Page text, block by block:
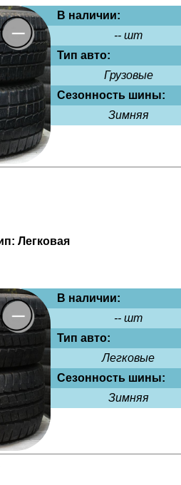
В наличии:
-- шт
Тип авто:
Грузовые
Сезонность шины:
Зимняя
В наличии:
-- шт
Тип авто:
Легковые
Сезонность шины:
Зимняя